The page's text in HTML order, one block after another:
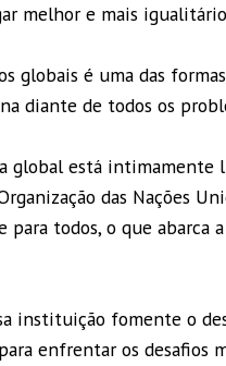
melhor e mais
globais é uma das
diante de todos os
global está intimamente
das Nações
para todos, o que abarca
instituição fomente o
enfrentar os desafios